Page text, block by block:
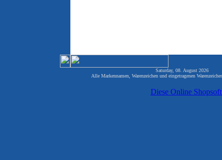
Saturday, 08. August 2026
Alle Markennamen, Warenzeichen und eingetragenen
Diese Online